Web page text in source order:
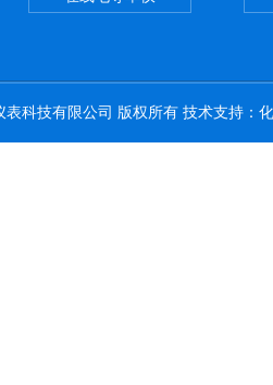
科技有限公司 版权所有 技术支持：